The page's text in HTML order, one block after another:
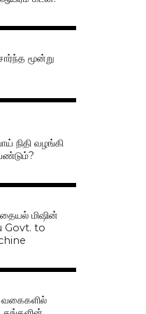
மூன்று
நிதி வழங்கி
மிஷின்
Govt. to
வகைகளில்